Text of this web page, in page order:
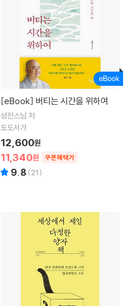
[eBook] 버티는 시간을 위하여
성진스님 저
도도서가
11,340원 쿠폰혜택가
12,600원
9.8 (21)